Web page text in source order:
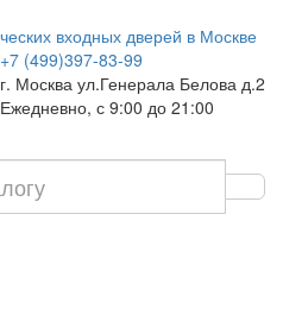
+7 (499)397-83-99
г. Москва ул.Генерала Белова д.2
Ежедневно, с 9:00 до 21:00